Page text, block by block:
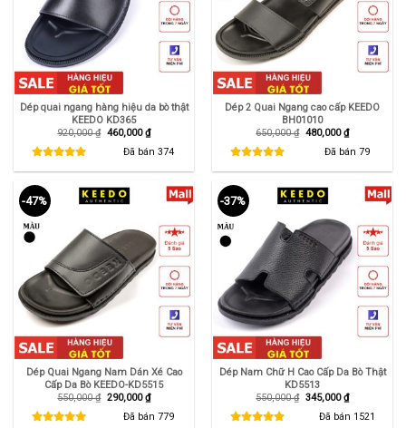
Dép quai ngang hàng hiệu da bò thật
KEEDO KD365
920,000₫ Giá
460,000₫Giá
hiện
tại
Đã bán 374
Dép 2 Quai Ngang cao cấp KEEDO
BH01010
650,000₫ Giá
480,000₫Giá
hiện
tại
Đã bán 79
-47%
Dép Quai Ngang Nam Dán Xé Cao
Cấp Da Bò KEEDO-KD5515
550,000₫ Giá
550,000 ₫.
290,000₫Giá
hiện
tại
là:
Đã bán 779
-37%
Dép Nam Chữ H Cao Cấp Da Bò Thật
KD5513
550,000₫ Giá
550,000 ₫.
345,000₫Giá
hiện
tại
là:
Đã bán 1521